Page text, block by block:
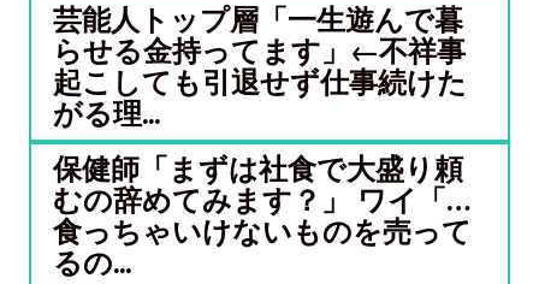
芸能人トップ層「一生遊んで暮
らせる金持ってます」←不祥事
起こしても引退せず仕事続けた
がる理...
保健師「まずは社食で大盛り頼
むの辞めてみます？」 ワイ「…
食っちゃいけないものを売って
るの...